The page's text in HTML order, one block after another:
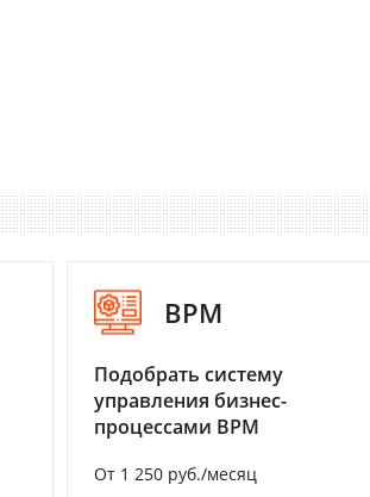
BPM
Подобрать систему
управления бизнес-
процессами BPM
От 1 250 руб./месяц